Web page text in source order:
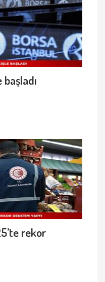
rekor